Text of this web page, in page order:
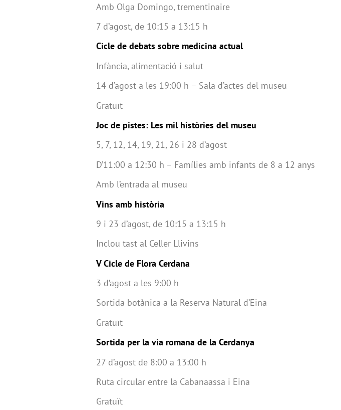
Amb Olga Domingo, trementinaire
7 d’agost, de 10:15 a 13:15 h
Cicle de debats sobre medicina actual
Infància, alimentació i salut
14 d’agost a les 19:00 h – Sala d’actes del museu
Gratuït
Joc de pistes: Les mil històries del museu
5, 7, 12, 14, 19, 21, 26 i 28 d’agost
D’11:00 a 12:30 h – Famílies amb infants de 8 a 12 anys
Amb l’entrada al museu
Vins amb història
9 i 23 d’agost, de 10:15 a 13:15 h
Inclou tast al Celler Llivins
V Cicle de Flora Cerdana
3 d’agost a les 9:00 h
Sortida botànica a la Reserva Natural d’Eina
Gratuït
Sortida per la via romana de la Cerdanya
27 d’agost de 8:00 a 13:00 h
Ruta circular entre la Cabanaassa i Eina
Gratuït